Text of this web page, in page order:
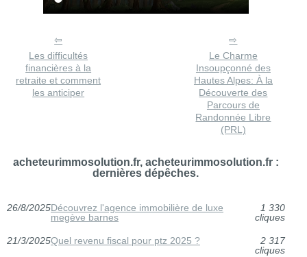
Les difficultés
financières à la
retraite et comment
les anticiper
Le Charme
Insoupçonné des
Hautes Alpes: À la
Découverte des
Parcours de
Randonnée Libre
(PRL)
acheteurimmosolution.fr, acheteurimmosolution.fr :
dernières dépêches.
26/8/2025Découvrez l'agence immobilière de luxe
megève barnes
1 330
cliques
21/3/2025Quel revenu fiscal pour ptz 2025 ?
2 317
cliques